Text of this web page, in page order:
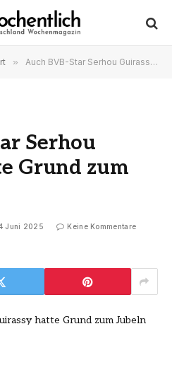
» Auch BVB-Star Serhou Guirassy hatte Grund zum Jubeln
Serhou
Grund zum
Juni 2025 Keine Kommentare